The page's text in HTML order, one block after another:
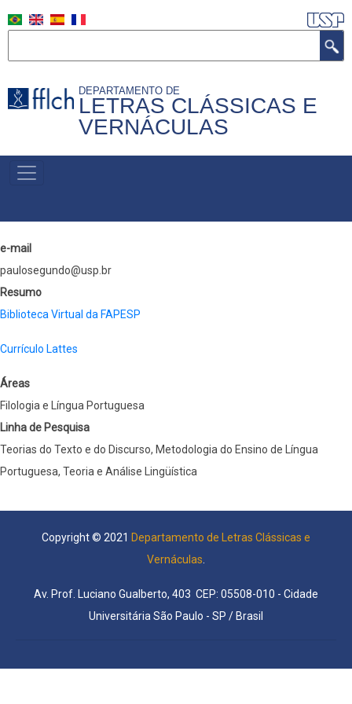
para
principal
DEPARTAMENTO DE
LETRAS CLÁSSICAS E
VERNÁCULAS
MENU
e-mail
paulosegundo@usp.br
Resumo
Biblioteca Virtual da FAPESP
Currículo Lattes
Áreas
Filologia e Língua Portuguesa
Linha de Pesquisa
Teorias do Texto e do Discurso, Metodologia do Ensino de Língua
Portuguesa, Teoria e Análise Lingüística
Copyright © 2021 Departamento de Letras Clássicas e
Vernáculas
Av. Prof. Luciano Gualberto, 403 CEP: 05508-010 - Cidade
Universitária São Paulo - SP / Brasil